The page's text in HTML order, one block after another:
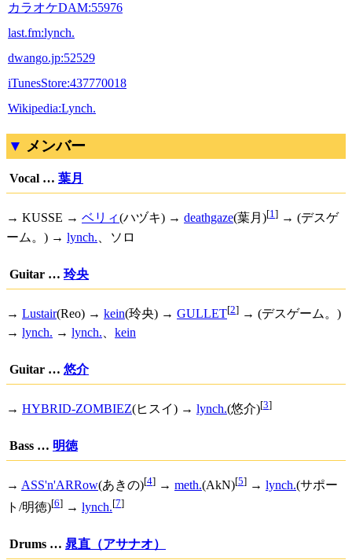
カラオケDAM:55976
last.fm:lynch.
dwango.jp:52529
iTunesStore:437770018
Wikipedia:Lynch.
メンバー
Vocal … 葉月
→ KUSSE → ベリィ(ハヅキ) → deathgaze(葉月)[1] → (デスゲ
ーム。) → lynch. 、ソロ
Guitar … 玲央
→ Lustair(Reo) → kein(玲央) → GULLET[2] → (デスゲーム。)
→ lynch. → lynch. kein
Guitar … 悠介
→ HYBRID-ZOMBIEZ(ヒスイ) → lynch.(悠介)[3]
Bass … 明徳
→ ASS'n'ARRow(あきの)[4] → meth.(AkN)[5] → lynch.(サポー
ト/明徳)[6] → lynch.[7]
Drums … 晁直（アサナオ）